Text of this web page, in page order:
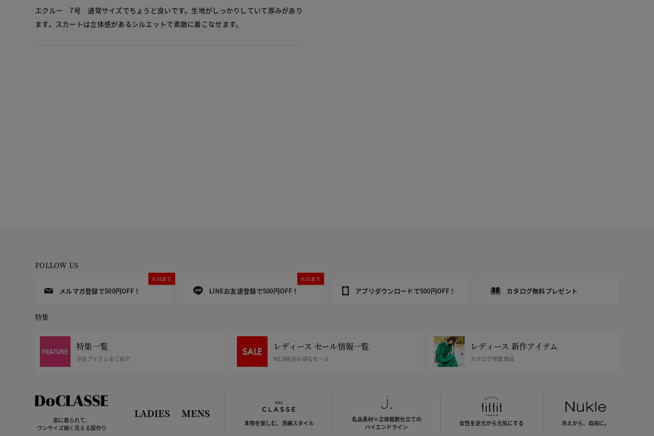
エクルー 7号 通常サイズでちょうど良いです。生地がしっかりしていて厚みがあり
ます。スカートは立体感があるシルエットで素敵に着こなせます。
FOLLOW US
メルマガ登録で500円OFF！
8/31まで
LINEお友達登録で500円OFF！
8/31まで
アプリダウンロードで500円OFF！ カタログ無料プレゼント
特集
特集一覧
注目アイテムをご紹介
レディース セール情報一覧
WEB限定お得なセール
レディース 新作アイテム
カタログ掲載商品
楽に着られて、
ワンサイズ細く見える服作り
LADIES MENS
本物を愉しむ、洗練スタイル
名品素材×立体裁断仕立ての
ハイエンドライン
女性を足元から元気にする 冷えから、 自由に。